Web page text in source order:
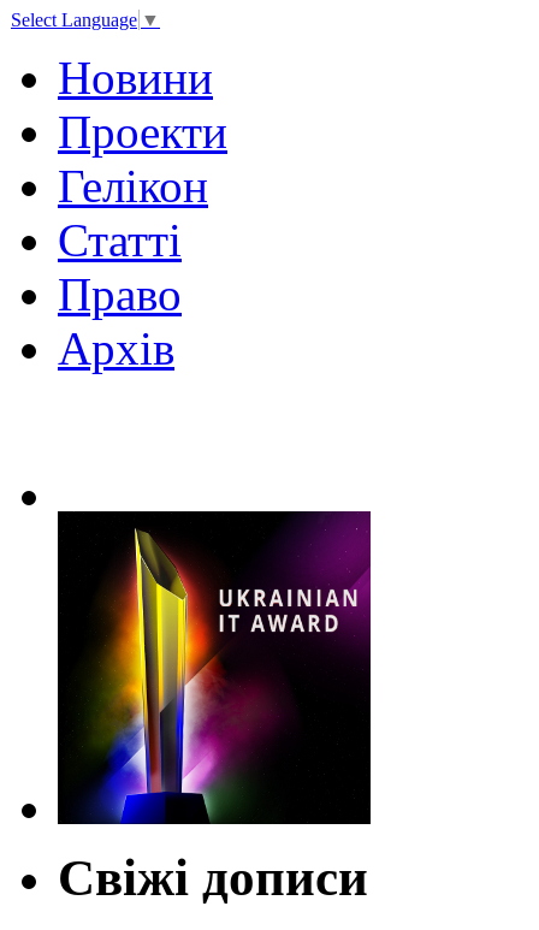
Select Language ▼
Новини
Проекти
Гелікон
Статті
Право
Архів
Свіжі дописи